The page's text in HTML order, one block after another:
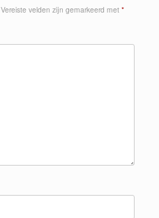
Vereiste velden zijn gemarkeerd met *